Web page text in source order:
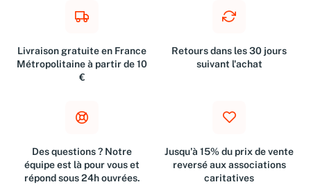
Livraison gratuite en France
Métropolitaine à partir de 10
€
Retours dans les 30 jours
suivant l'achat
Des questions ? Notre
équipe est là pour vous et
répond sous 24h ouvrées.
Jusqu'à 15% du prix de vente
reversé aux associations
caritatives